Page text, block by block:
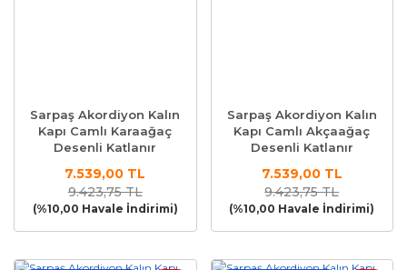
Sarpaş Akordiyon Kalın
Kapı Camlı Karaağaç
Desenli Katlanır
Kilitli
7.539,00 TL
9.423,75 TL
(%10,00 Havale İndirimi)
Sarpaş Akordiyon Kalın
Kapı Camlı Akçaağaç
Desenli Katlanır
Kilitli
7.539,00 TL
9.423,75 TL
(%10,00 Havale İndirimi)